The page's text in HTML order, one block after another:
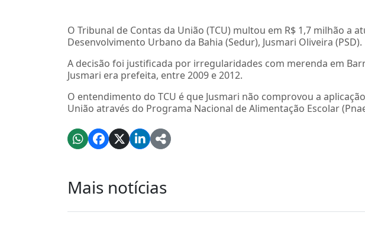
O Tribunal de Contas da União (TCU) multou em R$ 1,7 milhão a
Desenvolvimento Urbano da Bahia (Sedur), Jusmari Oliveira (PSD).
A decisão foi justificada por irregularidades com merenda em
Jusmari era prefeita, entre 2009 e 2012.
O entendimento do TCU é que Jusmari não comprovou a
União através do Programa Nacional de Alimentação Escolar
Mais notícias